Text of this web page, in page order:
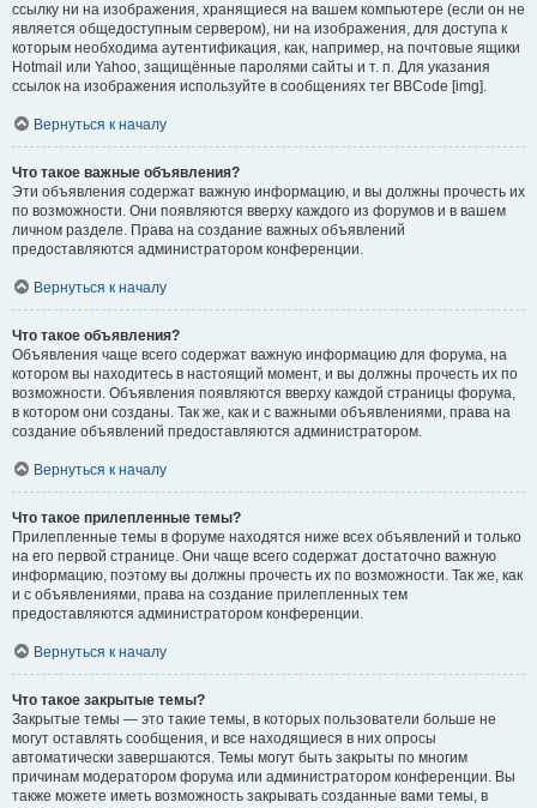
ссылку ни на изображения, хранящиеся на вашем компьютере (если он не
является общедоступным сервером), ни на изображения, для доступа к
которым необходима аутентификация, как, например, на почтовые ящики
Hotmail или Yahoo, защищённые паролями сайты и т. п. Для указания
ссылок на изображения используйте в сообщениях тег BBCode [img].
Вернуться к началу
Что такое важные объявления?
Эти объявления содержат важную информацию, и вы должны прочесть их
по возможности. Они появляются вверху каждого из форумов и в вашем
личном разделе. Права на создание важных объявлений
предоставляются администратором конференции.
Вернуться к началу
Что такое объявления?
Объявления чаще всего содержат важную информацию для форума, на
котором вы находитесь в настоящий момент, и вы должны прочесть их по
возможности. Объявления появляются вверху каждой страницы форума,
в котором они созданы. Так же, как и с важными объявлениями, права на
создание объявлений предоставляются администратором.
Вернуться к началу
Что такое прилепленные темы?
Прилепленные темы в форуме находятся ниже всех объявлений и только
на его первой странице. Они чаще всего содержат достаточно важную
информацию, поэтому вы должны прочесть их по возможности. Так же, как
и с объявлениями, права на создание прилепленных тем
предоставляются администратором конференции.
Вернуться к началу
Что такое закрытые темы?
Закрытые темы — это такие темы, в которых пользователи больше не
могут оставлять сообщения, и все находящиеся в них опросы
автоматически завершаются. Темы могут быть закрыты по многим
причинам модератором форума или администратором конференции. Вы
также можете иметь возможность закрывать созданные вами темы, в